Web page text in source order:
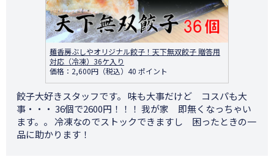
麺香房ぶしやオリジナル餃子！天下無双餃子 贈答用
対応（冷凍）36ケ入り
価格：2,600円（税込）40 ポイント
餃子大好きスタッフです。 味も大事だけど コスパも大
事・・・ 36個で2600円！！！ 我が家 即無くなっちゃい
ます。。 冷凍なのでストックできますし 困ったときの一
品に助かります！